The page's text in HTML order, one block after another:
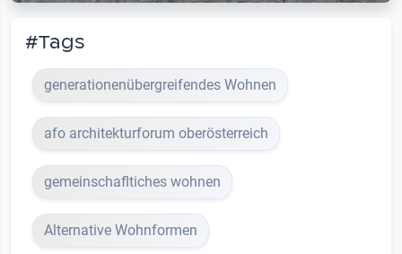
#Tags
generationenübergreifendes Wohnen
afo architekturforum oberösterreich
gemeinschafltiches wohnen
Alternative Wohnformen